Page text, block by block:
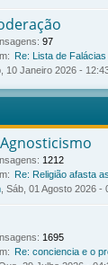
: 97
Re: Lista de Falácias
10 Janeiro 2026 -
: 1212
Re: Religião afasta
, Sáb, 01 Agosto 2026 -
: 1695
Re: conciencia e o